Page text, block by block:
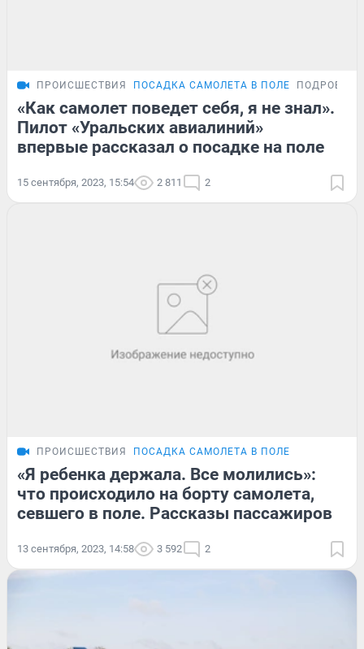
ПРОИСШЕСТВИЯ ПОСАДКА САМОЛЕТА В ПОЛЕ
«Как самолет поведет себя, я не знал».
Пилот «Уральских авиалиний»
впервые рассказал о посадке на поле
15 сентября, 2023, 15:54 2 811 2
ПРОИСШЕСТВИЯ ПОСАДКА САМОЛЕТА В ПОЛЕ
«Я ребенка держала. Все молились»:
что происходило на борту самолета,
севшего в поле. Рассказы пассажиров
13 сентября, 2023, 14:58 3 592 2